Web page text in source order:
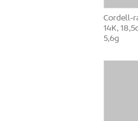
Cordell-
14K,
5,6g